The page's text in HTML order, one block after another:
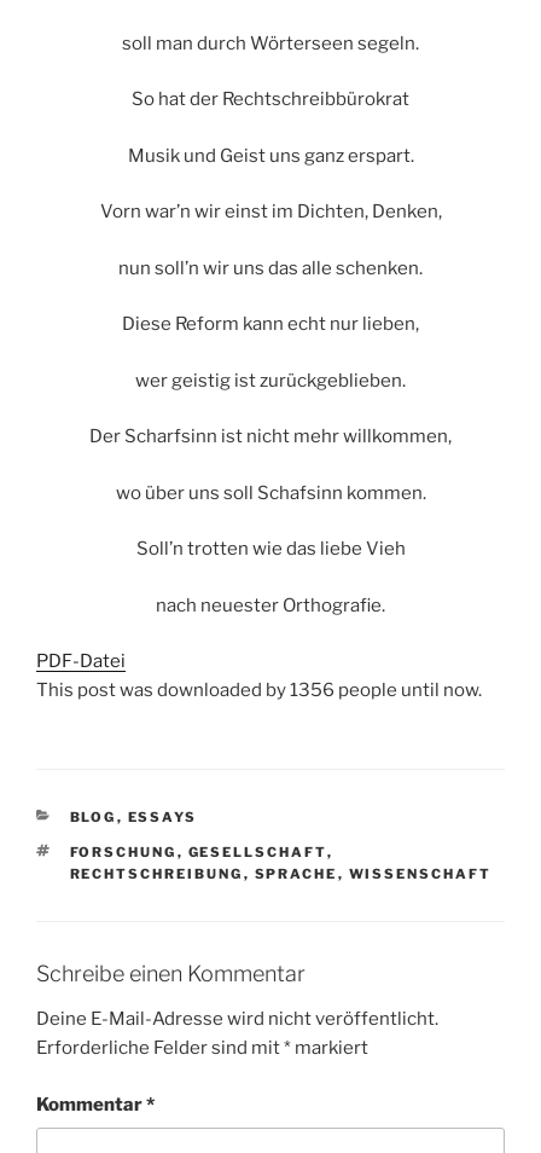
soll man durch Wörterseen segeln.
So hat der Rechtschreibbürokrat
Musik und Geist uns ganz erspart.
Vorn war’n wir einst im Dichten, Denken,
nun soll’n wir uns das alle schenken.
Diese Reform kann echt nur lieben,
wer geistig ist zurückgeblieben.
Der Scharfsinn ist nicht mehr willkommen,
wo über uns soll Schafsinn kommen.
Soll’n trotten wie das liebe Vieh
nach neuester Orthografie.
PDF-Datei
This post was downloaded by 1356 people until now.
KATEGORIEN
BLOG , ESSAYS
SCHLAGWÖRTER
FORSCHUNG , GESELLSCHAFT,
RECHTSCHREIBUNG , SPRACHE , WISSENSCHAFT
Schreibe einen Kommentar
Deine E-Mail-Adresse wird nicht veröffentlicht.
Erforderliche Felder sind mit* markiert
Kommentar*